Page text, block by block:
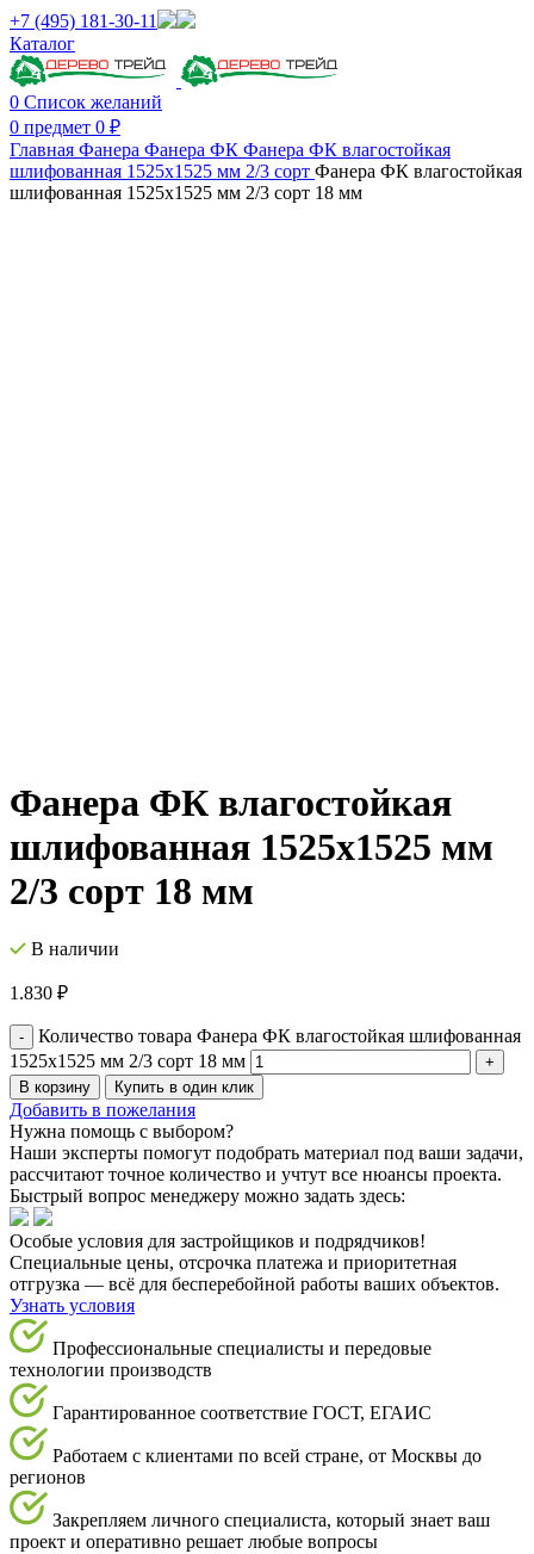
+7 (495) 181-30-11
Каталог
0 Список желаний
0 предмет 0 ₽
Главная Фанера Фанера ФК Фанера ФК влагостойкая
шлифованная 1525х1525 мм 2/3 сорт Фанера ФК влагостойкая
шлифованная 1525х1525 мм 2/3 сорт 18 мм
Фанера ФК влагостойкая
шлифованная 1525х1525 мм
2/3 сорт 18 мм
В наличии
1.830 ₽
Количество товара Фанера ФК влагостойкая шлифованная
1525х1525 мм 2/3 сорт 18 мм
В корзину Купить в один клик
Добавить в пожелания
Нужна помощь с выбором?
Наши эксперты помогут подобрать материал под ваши задачи,
рассчитают точное количество и учтут все нюансы проекта.
Быстрый вопрос менеджеру можно задать здесь:
Особые условия для застройщиков и подрядчиков!
Специальные цены, отсрочка платежа и приоритетная
отгрузка — всё для бесперебойной работы ваших объектов.
Узнать условия
Профессиональные специалисты и передовые
технологии производств
Гарантированное соответствие ГОСТ, ЕГАИС
Работаем с клиентами по всей стране, от Москвы до
регионов
Закрепляем личного специалиста, который знает ваш
проект и оперативно решает любые вопросы